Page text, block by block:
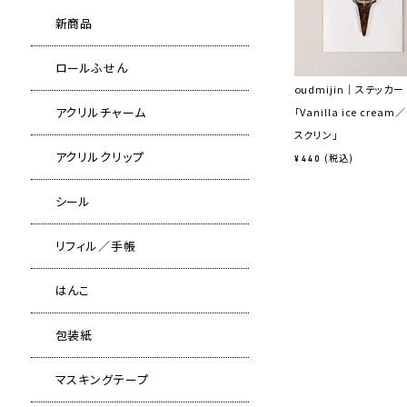
新商品
ロールふせん
アクリルチャーム
アクリルクリップ
シール
リフィル／手帳
はんこ
包装紙
マスキングテープ
oudmijin｜ステッカー
「Vanilla ice cream／
スクリン」
¥ 440 税込